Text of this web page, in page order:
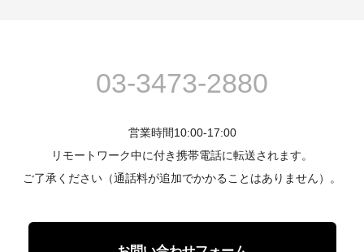
03-3473-2880
営業時間10:00-17:00
リモートワーク中に付き携帯電話に転送されます。
ご了承ください（通話料が追加でかかることはありません）。